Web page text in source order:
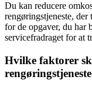
Du kan reducere
rengøringstjeneste,
for de opgaver, du har
servicefradraget for at
Hvilke faktorer